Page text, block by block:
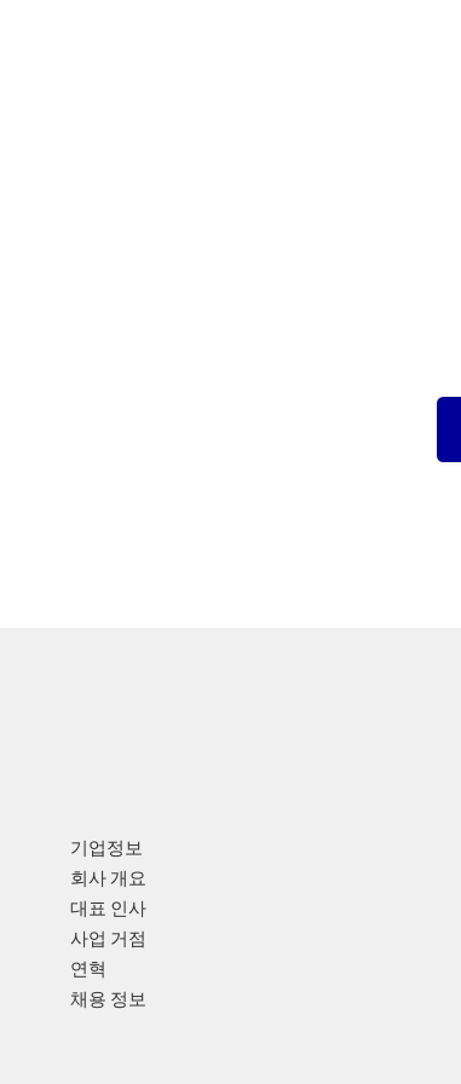
기업정보
회사 개요
대표 인사
사업 거점
연혁
채용 정보